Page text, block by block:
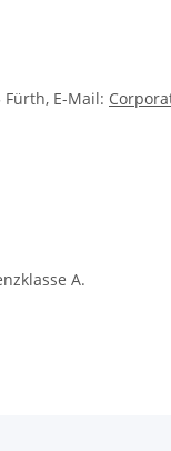
Fürth, E-Mail:
A.